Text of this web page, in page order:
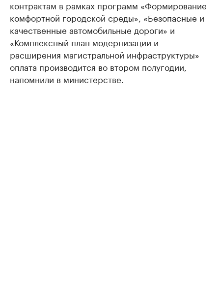
контрактам в рамках программ «Формирование
комфортной городской среды», «Безопасные и
качественные автомобильные дороги» и
«Комплексный план модернизации и
расширения магистральной инфраструктуры»
оплата производится во втором полугодии,
напомнили в министерстве.